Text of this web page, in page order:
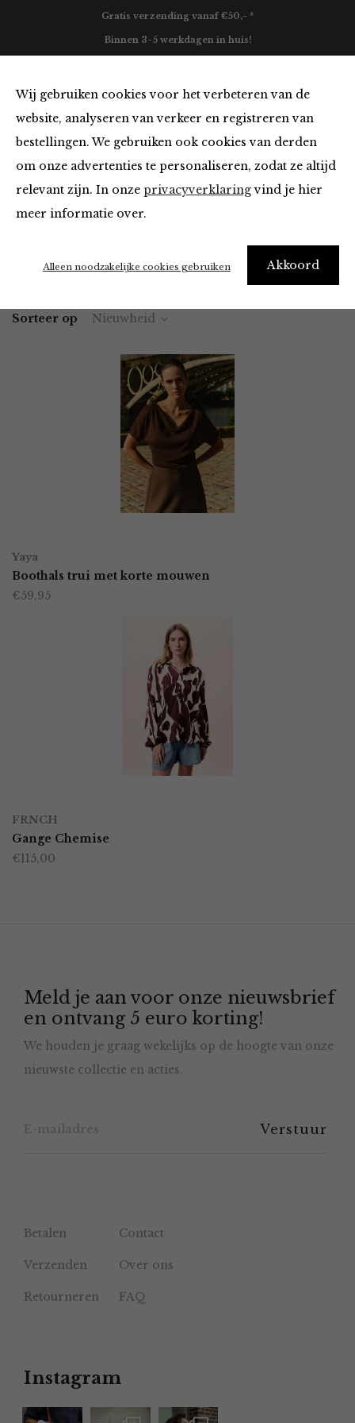
Wij gebruiken cookies voor het verbeteren van de
website, analyseren van verkeer en registreren van
bestellingen. We gebruiken ook cookies van derden
om onze advertenties te personaliseren, zodat ze altijd
relevant zijn. In onze privacyverklaringvind je hier
meer informatie over.
Akkoord
Alleen noodzakelijke cookies gebruiken
Gratis verzending vanaf €50,- *
Binnen 3-5 werkdagen in huis!
Tops en Blouses in het bruin
Home Winkel Kleding Tops en Blouses
Sorteer op Nieuwheid
product
heeft
op
de
productpagina
Yaya
Boothals trui met korte mouwen
€59,95
product
heeft
kan
gekozen
worden
op
productpagina
FRNCH
Gange Chemise
€115,00
Meld je aan voor onze nieuwsbrief
en ontvang 5 euro korting!
We houden je graag wekelijks op de hoogte van onze
nieuwste collectie en acties.
Betalen Contact
Verzenden Over ons
Retourneren FAQ
Instagram